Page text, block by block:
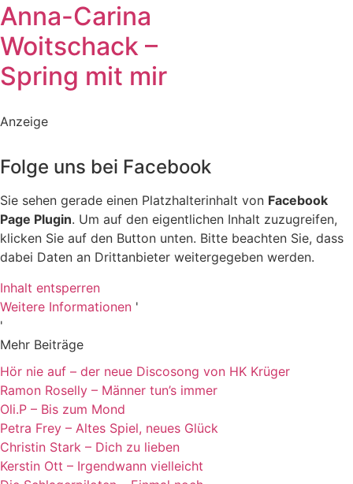
Anna-Carina
Woitschack –
Spring mit mir
Anzeige
Folge uns bei Facebook
Sie sehen gerade einen Platzhalterinhalt von Facebook
Page Plugin. Um auf den eigentlichen Inhalt zuzugreifen,
klicken Sie auf den Button unten. Bitte beachten Sie, dass
dabei Daten an Drittanbieter weitergegeben werden.
Inhalt entsperren
Weitere Informationen '
'
Mehr Beiträge
Hör nie auf – der neue Discosong von HK Krüger
Ramon Roselly – Männer tun’s immer
Oli.P – Bis zum Mond
Petra Frey – Altes Spiel, neues Glück
Christin Stark – Dich zu lieben
Kerstin Ott – Irgendwann vielleicht